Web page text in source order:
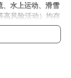
已包含原材料
与自己的作品
、水上运动、滑雪
高风险活动）均存
《安全防护指
分参考当地相关
游玩项目的疾病
含的项目，